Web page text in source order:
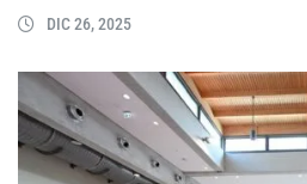
DIC 26, 2025